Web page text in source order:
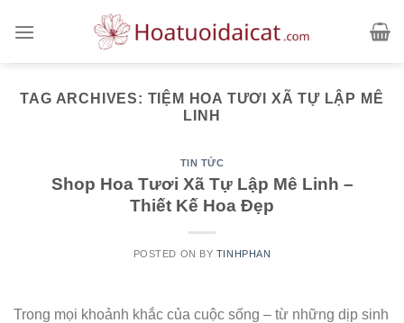
TAG ARCHIVES: TIỆM HOA TƯƠI XÃ TỰ LẬP MÊ
LINH
TIN TỨC
Shop Hoa Tươi Xã Tự Lập Mê Linh –
Thiết Kế Hoa Đẹp
POSTED ON BY TINHPHAN
Trong mọi khoảnh khắc của cuộc sống – từ những dịp sinh